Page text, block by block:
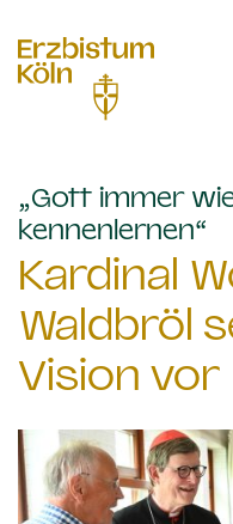
„Gott immer
kennenlernen“
Kardinal
Waldbröl
Vision vor